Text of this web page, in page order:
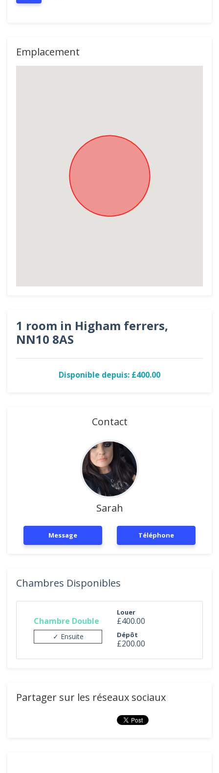
Emplacement
1 room in Higham ferrers,
NN10 8AS
Disponible depuis: £400.00
Contact
Sarah
Message Téléphone
Chambres Disponibles
Chambre Double
✓ Ensuite
Louer
£400.00
Dépôt
£200.00
Partager sur les réseaux sociaux